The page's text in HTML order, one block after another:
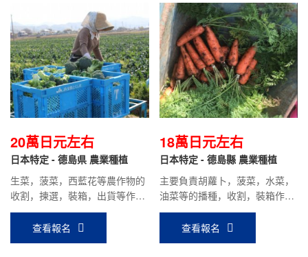
20萬日元左右
日本特定 - 德島県 農業種植
生菜，菠菜，西藍花等農作物的
收割，揀選，裝箱，出貨等作
業；時給900日元，到手工資20
萬日元左右。
查看報名
18萬日元左右
日本特定 - 德島縣 農業種植
主要負責胡蘿卜，菠菜，水菜，
油菜等的播種，收割，裝箱作業
等工作，時給1000日元，平均到
手工資：18萬日元左右。
查看報名